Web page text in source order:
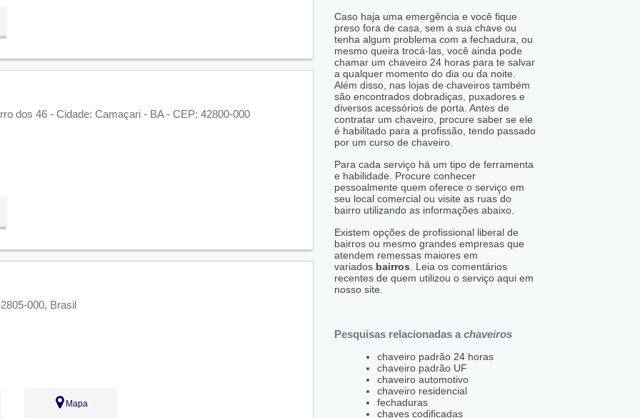
dos 46 - Cidade: Camaçari - BA - CEP: 42800-000
000, Brasil
Mapa
Caso haja uma emergência e você fique
preso fora de casa, sem a sua chave ou
tenha algum problema com a fechadura, ou
mesmo queira trocá-las, você ainda pode
chamar um chaveiro 24 horas para te salvar
a qualquer momento do dia ou da noite.
Além disso, nas lojas de chaveiros também
são encontrados dobradiças, puxadores e
diversos acessórios de porta. Antes de
contratar um chaveiro, procure saber se ele
é habilitado para a profissão, tendo passado
por um curso de chaveiro.
Para cada serviço há um tipo de ferramenta
e habilidade. Procure conhecer
pessoalmente quem oferece o serviço em
seu local comercial ou visite as ruas do
bairro utilizando as informações abaixo.
Existem opções de profissional liberal de
bairros ou mesmo grandes empresas que
atendem remessas maiores em
variados bairros . Leia os comentários
recentes de quem utilizou o serviço aqui em
nosso site.
Pesquisas relacionadas achaveiros
chaveiro padrão 24 horas
chaveiro padrão UF
chaveiro automotivo
chaveiro residencial
fechaduras
chaves codificadas